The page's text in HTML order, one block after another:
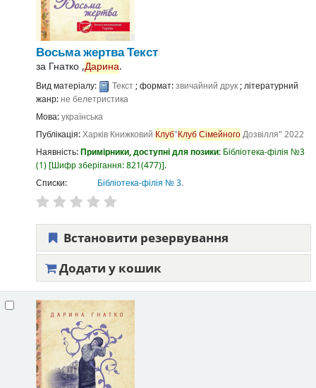
Восьма жертваТекст
за Гнатко ,Дарина.
Вид матеріалу: Текст; формат:звичайний друк; літературний
жанр:не белетристика
Мова:українська
Публікація:Харків Книжковий Клуб"КлубСімейногоДозвілля" 2022
Наявність:Примірники, доступні для позики: Бібліотека-філія №3
(1) Шифр зберігання:821(477) .
Списки:
Бібліотека-філія № 3.
Встановити резервування
Додати у кошик